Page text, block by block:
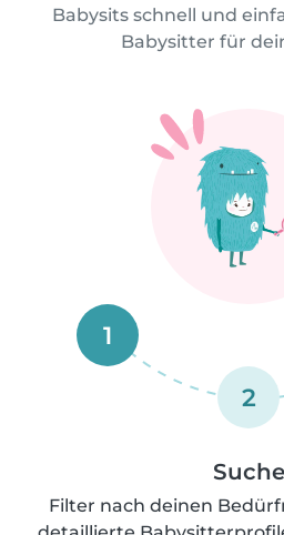
Babysits schnell und
Babysitter für
1
2
Suche
Filter nach deinen